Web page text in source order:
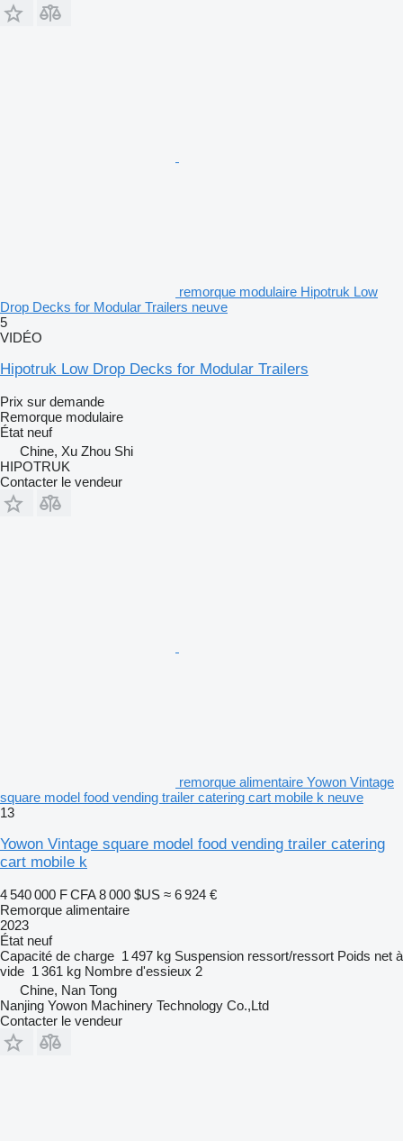
remorque modulaire Hipotruk Low
Drop Decks for Modular Trailers neuve
5
VIDÉO
Hipotruk Low Drop Decks for Modular Trailers
Prix sur demande
Remorque modulaire
État neuf
Chine, Xu Zhou Shi
HIPOTRUK
Contacter le vendeur
remorque alimentaire Yowon Vintage
square model food vending trailer catering cart mobile k neuve
13
Yowon Vintage square model food vending trailer catering
cart mobile k
4 540 000 F CFA 8 000 $US ≈ 6 924 €
Remorque alimentaire
2023
État neuf
Capacité de charge 1 497 kg Suspension ressort/ressort Poids net à
vide 1 361 kg Nombre d'essieux 2
Chine, Nan Tong
Nanjing Yowon Machinery Technology Co.,Ltd
Contacter le vendeur